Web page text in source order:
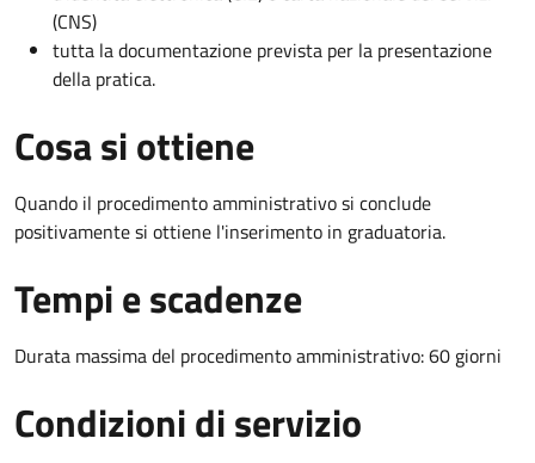
(CNS)
tutta la documentazione prevista per la presentazione
della pratica.
Cosa si ottiene
Quando il procedimento amministrativo si conclude
positivamente si ottiene l'inserimento in graduatoria.
Tempi e scadenze
Durata massima del procedimento amministrativo: 60 giorni
Condizioni di servizio